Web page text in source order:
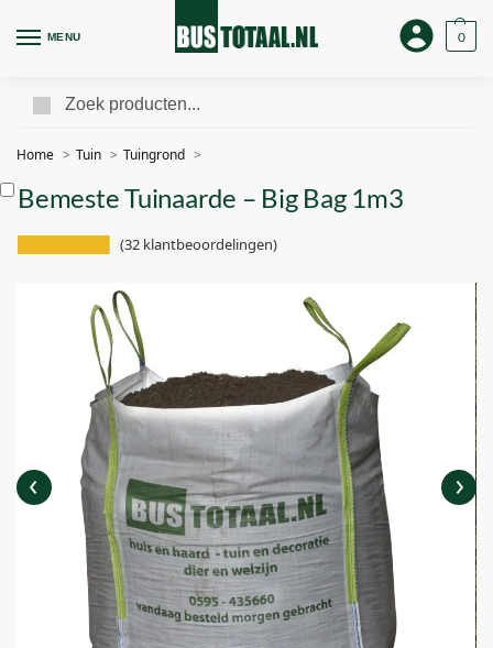
MENU 0
Home Tuin Tuingrond
Bemeste Tuinaarde – Big Bag 1m3
(32 klantbeoordelingen)